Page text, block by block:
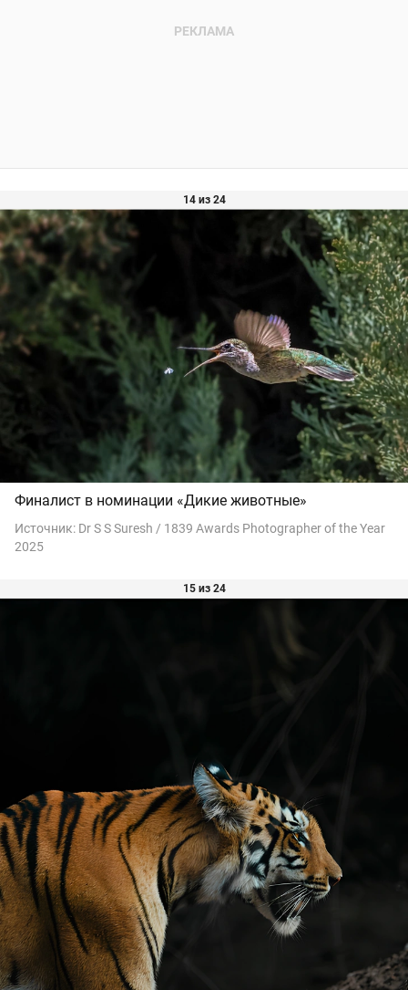
14 из 24
Финалист в номинации «Дикие животные»
Источник: Dr S S Suresh / 1839 Awards Photographer of the Year
2025
15 из 24